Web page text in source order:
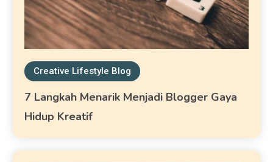
Creative Lifestyle Blog
7 Langkah Menarik Menjadi Blogger Gaya
Hidup Kreatif